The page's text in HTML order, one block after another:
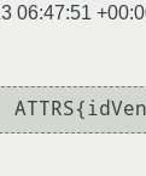
06:47:51